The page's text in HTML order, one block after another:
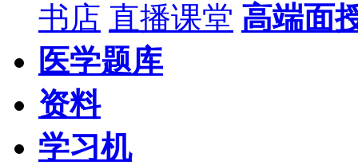
书店 直播课堂 高端面
医学题库
资料
学习机